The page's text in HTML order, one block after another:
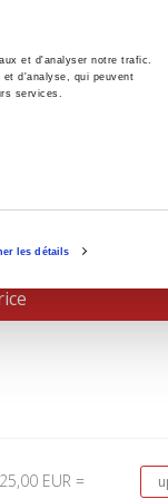
et d'analyser notre trafic.
d'analyse, qui peuvent
services.
les détails
Politics
EUR =